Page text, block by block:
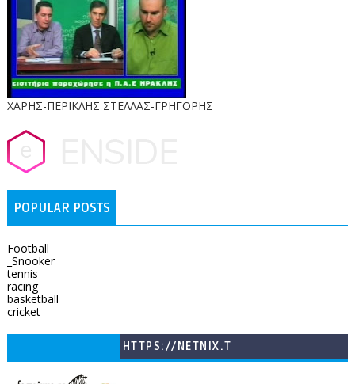
ΧΑΡΗΣ-ΠΕΡΙΚΛΗΣ ΣΤΕΛΛΑΣ-ΓΡΗΓΟΡΗΣ
POPULAR POSTS
Football
_Snooker
tennis
racing
basketball
cricket
HTTPS://NETNIX.T